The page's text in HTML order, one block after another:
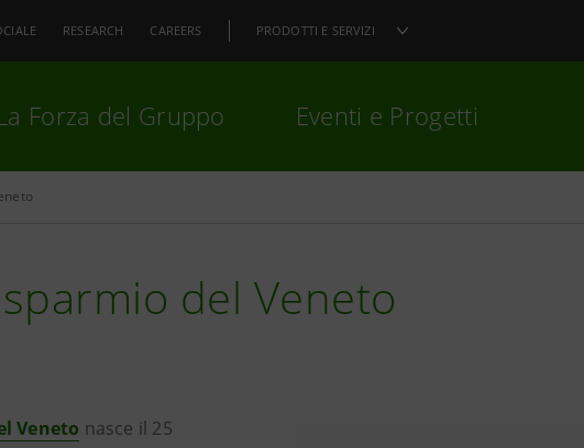
RESEARCH CAREERS PRODOTTI E SERVIZI
Forza del Gruppo Eventi e Progetti
del Veneto
Veneto nasce il 25